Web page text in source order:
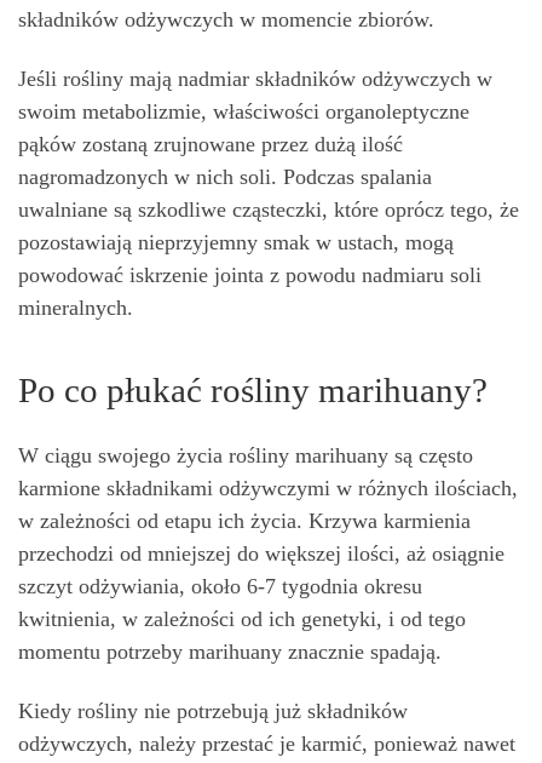
składników odżywczych w momencie zbiorów.
Jeśli rośliny mają nadmiar składników odżywczych w
swoim metabolizmie, właściwości organoleptyczne
pąków zostaną zrujnowane przez dużą ilość
nagromadzonych w nich soli. Podczas spalania
uwalniane są szkodliwe cząsteczki, które oprócz tego, że
pozostawiają nieprzyjemny smak w ustach, mogą
powodować iskrzenie jointa z powodu nadmiaru soli
mineralnych.
Po co płukać rośliny marihuany?
W ciągu swojego życia rośliny marihuany są często
karmione składnikami odżywczymi w różnych ilościach,
w zależności od etapu ich życia. Krzywa karmienia
przechodzi od mniejszej do większej ilości, aż osiągnie
szczyt odżywiania, około 6-7 tygodnia okresu
kwitnienia, w zależności od ich genetyki, i od tego
momentu potrzeby marihuany znacznie spadają.
Kiedy rośliny nie potrzebują już składników
odżywczych, należy przestać je karmić, ponieważ nawet